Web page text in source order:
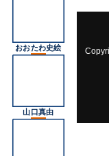
おおたわ史絵
山口真由